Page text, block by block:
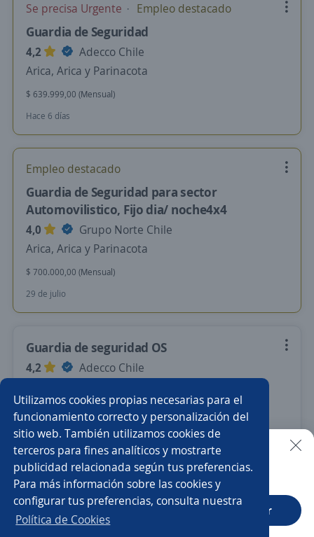
Utilizamos cookies propias necesarias para el
funcionamiento correcto y personalización del
sitio web. También utilizamos cookies de
terceros para fines analíticos y mostrarte
publicidad relacionada según tus preferencias.
Para más información sobre las cookies y
configurar tus preferencias, consulta nuestra
Política de Cookies
Se precisa Urgente Empleo destacado
Guardia de Seguridad
4,2
Adecco Chile
Arica, Arica y Parinacota
$ 639.999,00 (Mensual)
Hace 6 días
Empleo destacado
Guardia de Seguridad para sector
Automovilistico, Fijo dia/ noche4x4
4,0
Grupo Norte Chile
Arica, Arica y Parinacota
$ 700.000,00 (Mensual)
29 de julio
Guardia de seguridad OS
4,2
Adecco Chile
$ 630.000,00 (Mensual)
Más de 30 días
Nuevas ofertas de empleo
Empleos similares
Buscar es más fácil en la app
CT App Abrir